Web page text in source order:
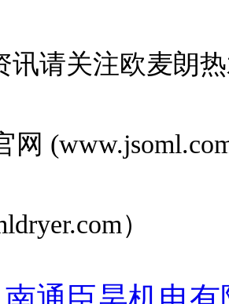
关注欧麦朗热
网
）